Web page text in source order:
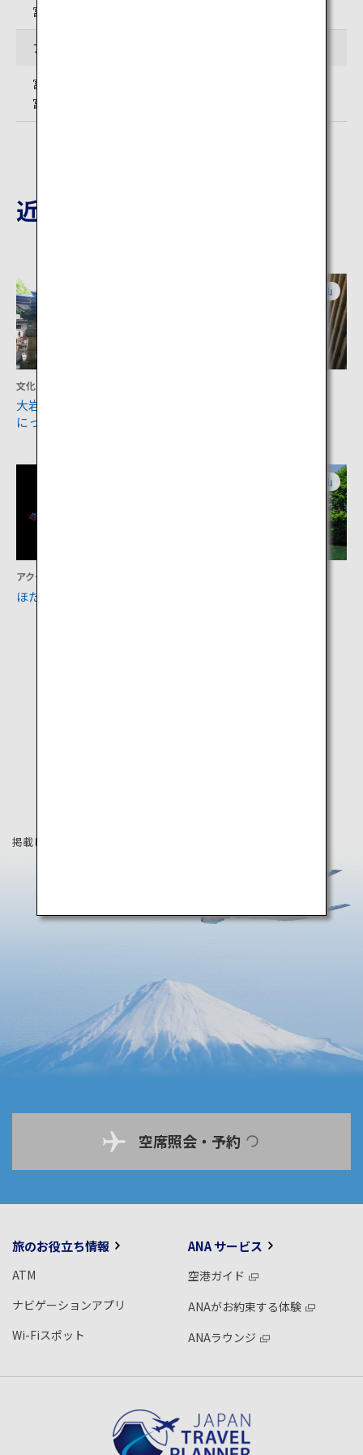
富山県中新川郡立山町
アクセス
富山駅から電車で約1時間（立山駅下車）
富山空港からバス・電車で約1時間30分（立山駅下車）
近隣の観光地
文化
大岩山日石寺（おおいわさん
にっせきじ）
富山
アクティビティ
ほたるいかミュージアム
富山
掲載している情報は2026年6月時点の情報です。
空席照会・予約
旅のお役立ち情報
ATM
ナビゲーションアプリ
Wi-Fiスポット
ANA サービス
空港ガイド
ANAがお約束する体験
ANAラウンジ